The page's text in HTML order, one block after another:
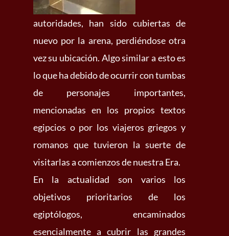
autoridades, han sido cubiertas de
nuevo por la arena, perdiéndose otra
vez su ubicación. Algo similar a esto es
lo que ha debido de ocurrir con tumbas
de personajes importantes,
mencionadas en los propios textos
egipcios o por los viajeros griegos y
romanos que tuvieron la suerte de
visitarlas a comienzos de nuestra Era.
En la actualidad son varios los
objetivos prioritarios de los
egiptólogos, encaminados
esencialmente a cubrir las grandes